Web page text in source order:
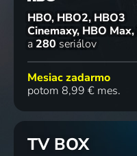
HBO, HBO2, HBO3
Cinemaxy, HBO Max
a 280 seriálov
Mesiac zadarmo
potom 8,99 € mes.
TV BOX